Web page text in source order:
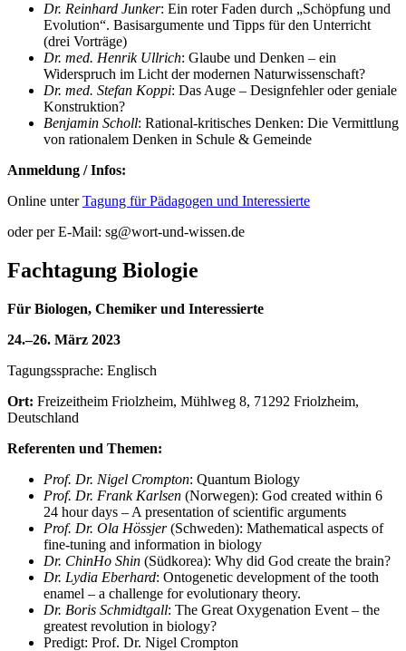
Dr. Reinhard Junker: Ein roter Faden durch „Schöpfung und
Evolution“. Basisargumente und Tipps für den Unterricht
(drei Vorträge)
Dr. med. Henrik Ullrich: Glaube und Denken – ein
Widerspruch im Licht der modernen Naturwissenschaft?
Dr. med. Stefan Koppi: Das Auge – Designfehler oder geniale
Konstruktion?
Benjamin Scholl: Rational-kritisches Denken: Die Vermittlung
von rationalem Denken in Schule & Gemeinde
Anmeldung / Infos:
Online unterTagung für Pädagogen und Interessierte
oder per E-Mail: sg@wort-und-wissen.de
Fachtagung Biologie
Für Biologen, Chemiker und Interessierte
24.–26. März 2023
Tagungssprache: Englisch
Ort: Freizeitheim Friolzheim, Mühlweg 8, 71292 Friolzheim,
Deutschland
Referenten und Themen:
Prof. Dr. Nigel Crompton: Quantum Biology
Prof. Dr. Frank Karlsen (Norwegen): God created within 6
24 hour days – A presentation of scientific arguments
Prof. Dr. Ola Hössjer(Schweden): Mathematical aspects of
fine-tuning and information in biology
Dr. ChinHo Shin (Südkorea): Why did God create the brain?
Dr. Lydia Eberhard: Ontogenetic development of the tooth
enamel – a challenge for evolutionary theory.
Dr. Boris Schmidtgall: The Great Oxygenation Event – the
greatest revolution in biology?
Predigt: Prof. Dr. Nigel Crompton